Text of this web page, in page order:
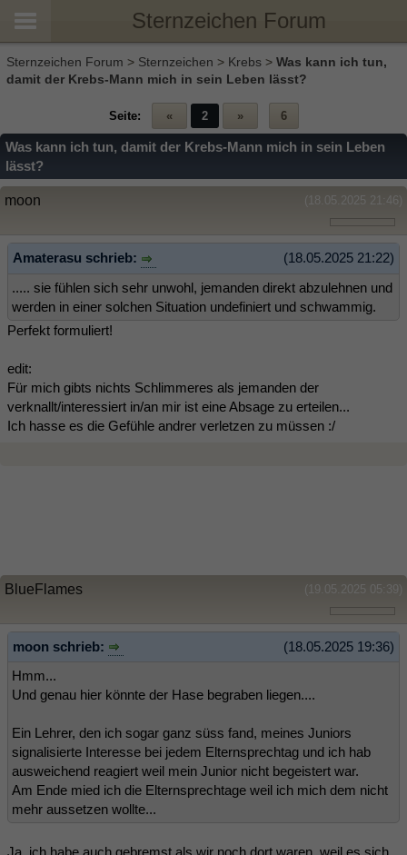
Sternzeichen Forum
Sternzeichen Forum > Sternzeichen > Krebs > Was kann ich tun,
damit der Krebs-Mann mich in sein Leben lässt?
Seite: « 2 » 6
Was kann ich tun, damit der Krebs-Mann mich in sein Leben
lässt?
(18.05.2025 21:46)
moon
(18.05.2025 21:22)
Amaterasu schrieb:
..... sie fühlen sich sehr unwohl, jemanden direkt abzulehnen und
werden in einer solchen Situation undefiniert und schwammig.
Perfekt formuliert!
edit:
Für mich gibts nichts Schlimmeres als jemanden der
verknallt/interessiert in/an mir ist eine Absage zu erteilen...
Ich hasse es die Gefühle andrer verletzen zu müssen :/
(19.05.2025 05:39)
BlueFlames
(18.05.2025 19:36)
moon schrieb:
Hmm...
Und genau hier könnte der Hase begraben liegen....
Ein Lehrer, den ich sogar ganz süss fand, meines Juniors
signalisierte Interesse bei jedem Elternsprechtag und ich hab
ausweichend reagiert weil mein Junior nicht begeistert war.
Am Ende mied ich die Elternsprechtage weil ich mich dem nicht
mehr aussetzen wollte...
Ja, ich habe auch gebremst als wir noch dort waren, weil es sich